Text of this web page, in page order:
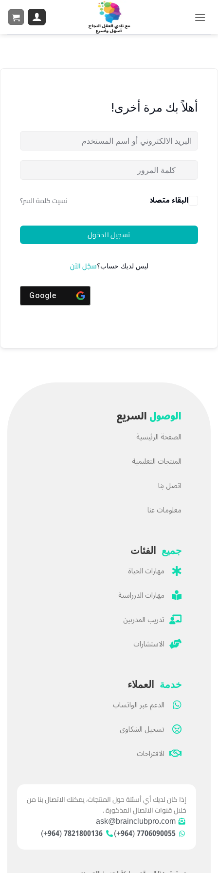
أهلاً بك مرة أخرى!
البقاء متصلا نسيت كلمة السر؟
تسجيل الدخول
ليس لديك حساب؟سجّل الآن
Google
الوصولالسريع
الصفحة الرئيسية
المنتجات التعليمية
اتصل بنا
معلومات عنا
جميع الفئات
مهارات الحياة
مهارات الدرراسية
تدريب المدربين
الاستشارات
خدمة العملاء
الدعم عبر الواتساب
تسجيل الشكاوى
الاقتراحات
إذا كان لديك أي أسئلة حول المنتجات، يمكنك الاتصال بنا من
خلال قنوات الاتصال المذكورة .
ask@brainclubpro.com
7706090055 (964+)
7821800136 (964+)